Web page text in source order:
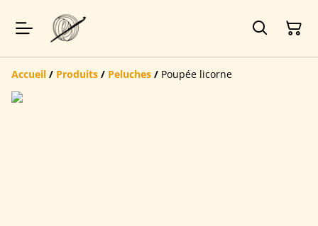
Accueil / Produits / Peluches / Poupée licorne